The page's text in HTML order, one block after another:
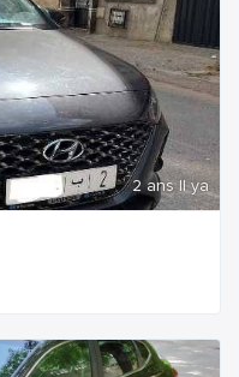
2 ans Il ya